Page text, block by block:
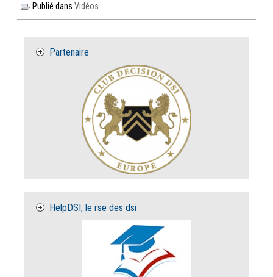
Publié dansVidéos
Partenaire
HelpDSI, le rse des dsi